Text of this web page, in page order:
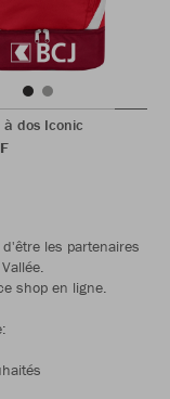
à dos Iconic
les partenaires
shop en ligne.